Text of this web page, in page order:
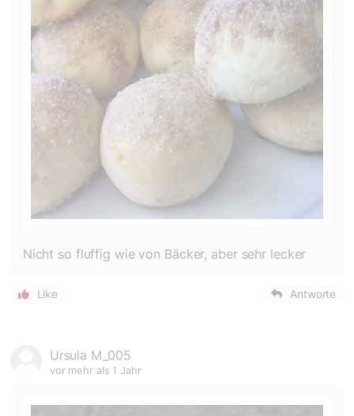
Nicht so fluffig wie von Bäcker, aber sehr lecker
Like Antworte
Ursula M_005
vor mehr als 1 Jahr